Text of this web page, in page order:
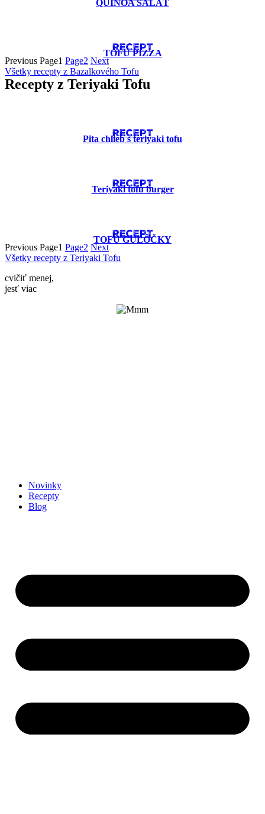
QUINOA ŠALÁT
RECEPT
TOFU PIZZA
Previous Page1 Page2 Next
Všetky recepty z Bazalkového Tofu
Recepty z Teriyaki Tofu
RECEPT
Pita chlieb s teriyaki tofu
RECEPT
Teriyaki tofu burger
RECEPT
TOFU GUĽÔČKY
Previous Page1 Page2 Next
Všetky recepty z Teriyaki Tofu
cvičiť menej,
jesť viac
Novinky
Recepty
Blog